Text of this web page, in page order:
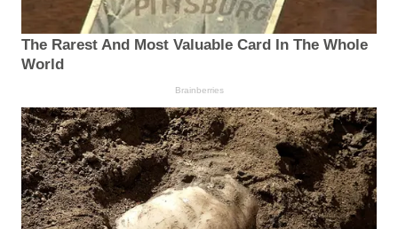
The Rarest And Most Valuable Card In The Whole
World
Brainberries